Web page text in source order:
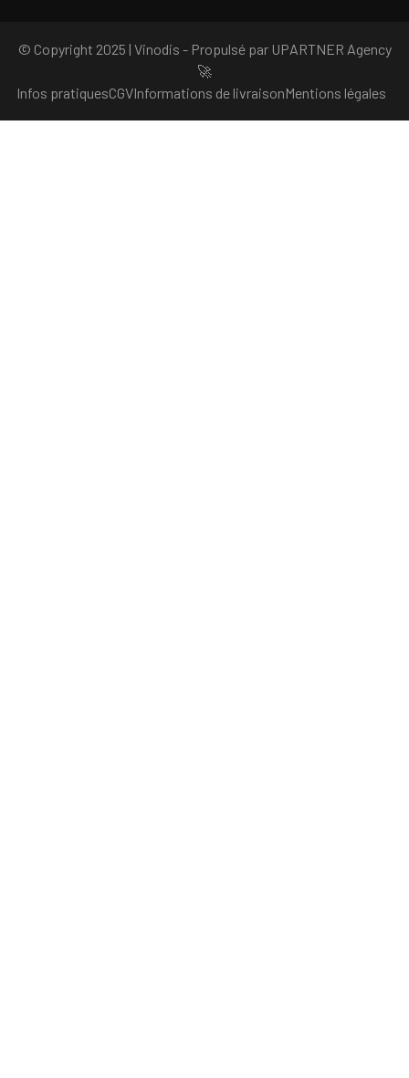
© Copyright 2025 | Vinodis - Propulsé par UPARTNER Agency
🚀
Infos pratiquesCGVInformations de livraisonMentions légales